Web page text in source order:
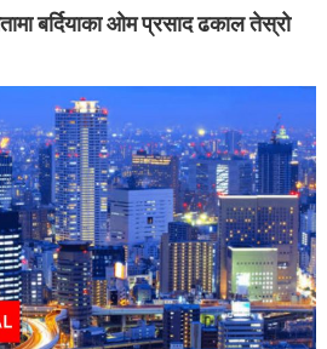
बर्दियाका ओम प्रसाद ढकाल तेस्रो